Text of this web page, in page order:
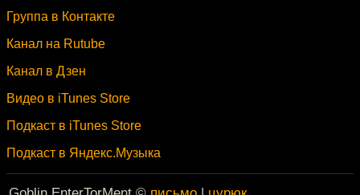
Группа в Контакте
Канал на Rutube
Канал в Дзен
Видео в iTunes Store
Подкаст в iTunes Store
Подкаст в Яндекс.Музыка